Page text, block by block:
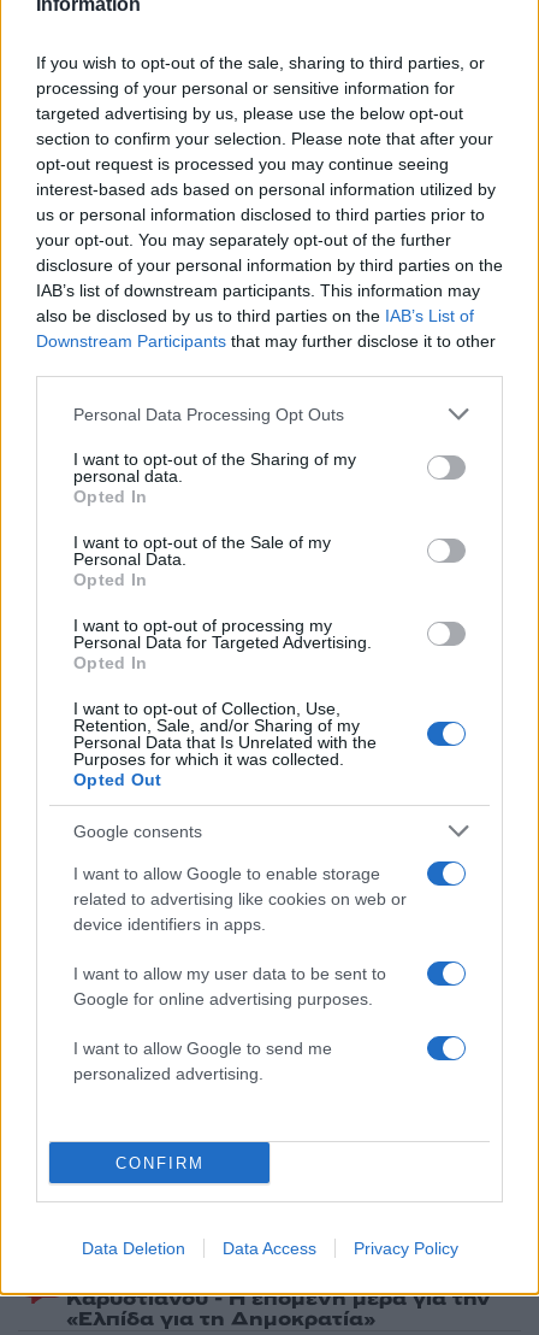
Information
If you wish to opt-out of the sale, sharing to third parties, or
processing of your personal or sensitive information for
targeted advertising by us, please use the below opt-out
section to confirm your selection. Please note that after your
opt-out request is processed you may continue seeing
interest-based ads based on personal information utilized by
us or personal information disclosed to third parties prior to
your opt-out. You may separately opt-out of the further
disclosure of your personal information by third parties on the
IAB’s list of downstream participants. This information may
also be disclosed by us to third parties on the IAB’s List of
Downstream Participants that may further disclose it to other
Please note that this website/app uses one or more Google
not limited to your visit or usage behaviour. You may click to
grant or deny consent to Google and its third-party tags to
use your data for below specified purposes in below Google
consent section.
Personal Data Processing Opt Outs
I want to opt-out of the Sharing of my
personal data.
Opted In
I want to opt-out of the Sale of my
Personal Data.
Opted In
I want to opt-out of processing my
Personal Data for Targeted Advertising.
Opted In
I want to opt-out of Collection, Use,
Retention, Sale, and/or Sharing of my
Personal Data that Is Unrelated with the
Purposes for which it was collected.
Opted Out
Google consents
I want to allow Google to enable storage
related to advertising like cookies on web or
device identifiers in apps.
I want to allow my user data to be sent to
Google for online advertising purposes.
I want to allow Google to send me
personalized advertising.
CONFIRM
Data Deletion Data Access Privacy Policy
50 /50
2000 /2000
Υποβολή σχολίου
Όροι Χρήσης. Το site προστατεύεται από reCAPTCHA, ισχύουν
Πολιτική Απορρήτου& Όροι Χρήσηςτης Google.
Share:
Ακολουθήστε το Νewsit.gr στο
τελευταία νέατης ημέρας
Πιο δημοφιλή
Σέρρες: Βίντεο ντοκουμέντο από το
τροχαίο με νεκρούς μητέρα και γιο – Ο
οδηγός του φορτηγού κατέγραψε τη
σύγκρουση
Στα Χανιά για ολιγοήμερες διακοπές ο
Κυριάκος Μητσοτάκης με την σύζυγό του
Μαρέβα
Marfin: Η 46χρονη πήρε προθεσμία για να
απολογηθεί την Τρίτη – «Είναι αθώα,
συμμετείχε στη διαδήλωση όπως και
100.000 άτομα»
Η βαθμολογία της UEFA μετά την ήττα του
ΠΑΟΚ από την Άντερλεχτ
Σαντορίνη
Πιο σχολιασμένα
Καρυστιανού - Η επόμενη μέρα για την
«Ελπίδα για τη Δημοκρατία»